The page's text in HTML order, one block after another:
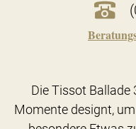
Die Tissot
Momente designt,